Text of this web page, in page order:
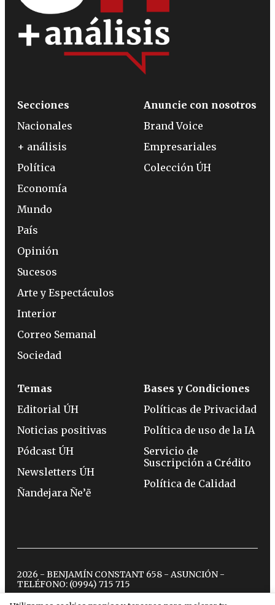
Secciones
Nacionales
+ análisis
Política
Economía
Mundo
País
Opinión
Sucesos
Arte y Espectáculos
Interior
Correo Semanal
Sociedad
Anuncie con nosotros
Brand Voice
Empresariales
Colección ÚH
Temas
Editorial ÚH
Noticias positivas
Pódcast ÚH
Newsletters ÚH
Ñandejara Ñe’ẽ
Bases y Condiciones
Políticas de Privacidad
Política de uso de la IA
Servicio de
Suscripción a Crédito
Política de Calidad
2026 - BENJAMÍN CONSTANT 658 - ASUNCIÓN -
TELÉFONO: (0994) 715 715